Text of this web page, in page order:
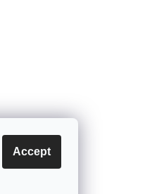
Accept